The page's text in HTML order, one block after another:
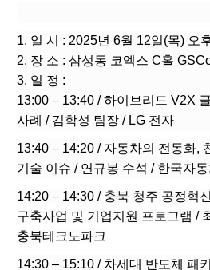
1. 일 시 : 2025년 6월 12일(목) 오
2. 장 소 : 삼성동 코엑스 C홀
3. 일 정 :
13:00 – 13:40 / 하이브리드 V2X
사례 / 김학성 팀장 / LG 전자
13:40 – 14:20 /자동차의 전동화,
기술 이슈 / 연규봉 수석 / 한국자
14:20 – 14:30 / 충북 청주 공정혁
구축사업 및 기업지원 프로그램 /
충북테크노파크
14:30 – 15:10 / 차세대 반도체 패